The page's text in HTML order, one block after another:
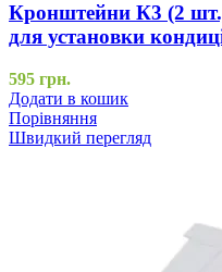
Кронштейни К3 (2
для установки
595 грн.
Додати в кошик
Порівняння
Швидкий перегляд